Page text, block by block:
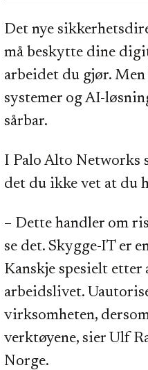
Det nye
må beskytte dine
arbeidet du gjør.
systemer og AI-
sårbar.
I Palo Alto Networks
det du ikke vet at du
– Dette handler om
se det. Skygge-IT er
Kanskje spesielt
arbeidslivet.
virksomheten,
verktøyene, sier Ulf
Norge.